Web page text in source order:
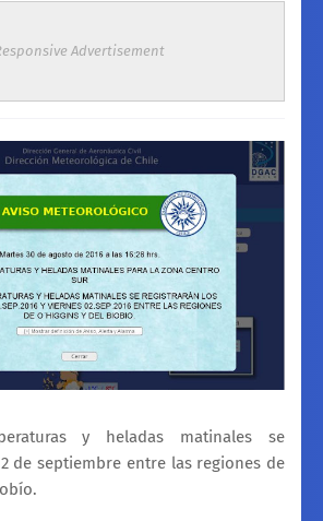
Advertisement
y heladas matinales se
de septiembre entre las regiones de